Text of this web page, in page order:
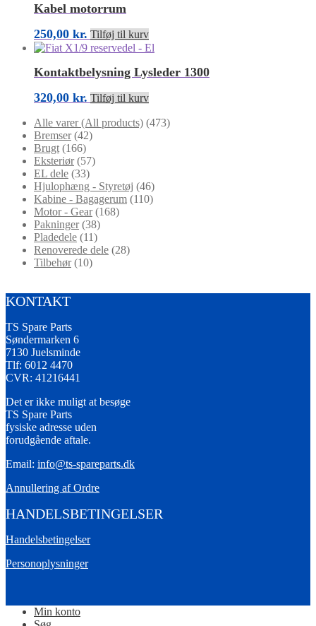
Kabel motorrum
250,00 kr. Tilføj til kurv
Kontaktbelysning Lysleder 1300
320,00 kr. Tilføj til kurv
Alle varer (All products) (473)
Bremser (42)
Brugt (166)
Eksteriør (57)
EL dele (33)
Hjulophæng - Styretøj (46)
Kabine - Bagagerum (110)
Motor - Gear (168)
Pakninger (38)
Pladedele (11)
Renoverede dele (28)
Tilbehør (10)
KONTAKT
TS Spare Parts
Søndermarken 6
7130 Juelsminde
Tlf: 6012 4470
CVR: 41216441
Det er ikke muligt at besøge
TS Spare Parts
fysiske adresse uden
forudgående aftale.
Email: info@ts-spareparts.dk
Annullering af Ordre
HANDELSBETINGELSER
Handelsbetingelser
Personoplysninger
Min konto